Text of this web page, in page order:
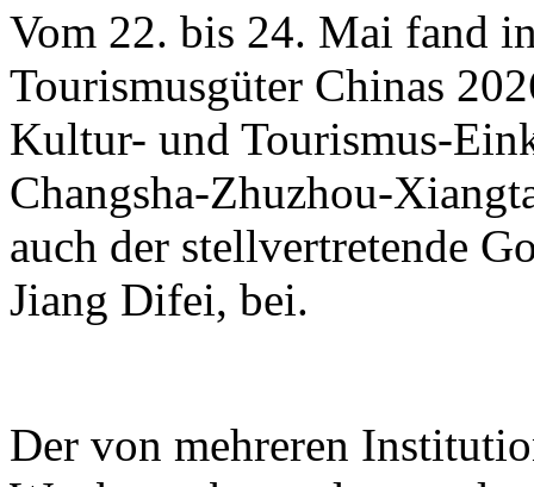
Vom 22. bis 24. Mai fand
Tourismusgüter Chinas
Kultur- und Tourismus-
Changsha-Zhuzhou-
auch der stellvertretende
Jiang Difei, bei.
Der von mehreren